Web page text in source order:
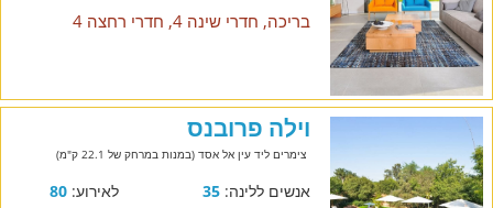
בריכה, חדרי שינה 4, חדרי רחצה 4
וילה פרובנס
צימרים ליד עין אל אסד (במנות במרחק של 22.1 ק"מ)
אנשים ללינה:35 לאירוע:80